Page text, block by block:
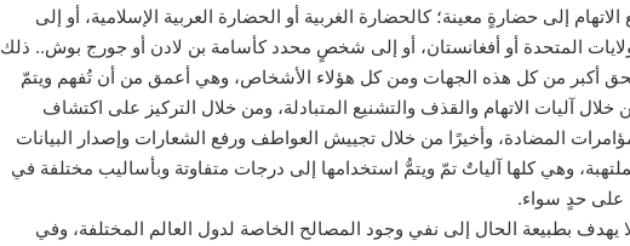
الاتهام إلى حضارةٍ معينة؛ كالحضارة الغربية أو الحضارة العربية الإسلامية، أو إلى
المتحدة أو أفغانستان، أو إلى شخصٍ محدد كأسامة بن لادن أو جورج بوش.. ذلك
أكبر من كل هذه الجهات ومن كل هؤلاء الأشخاص، وهي أعمق من أن تُفهم ويتمّ
خلال آليات الاتهام والقذف والتشنيع المتبادلة، ومن خلال التركيز على اكتشاف
المضادة، وأخيرًا من خلال تجييش العواطف ورفع الشعارات وإصدار البيانات
وهي كلها آلياتٌ تمّ ويتمُّ استخدامها إلى درجات متفاوتة وبأساليب مختلفة في
على حدٍ سواء.
يهدف بطبيعة الحال إلى نفي وجود المصالح الخاصة لدول العالم المختلفة، وفي